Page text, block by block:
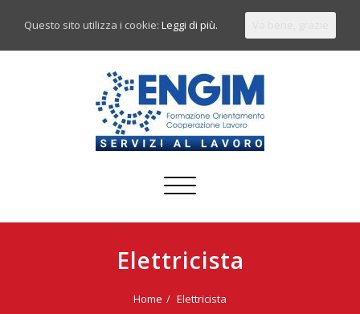
Commuta
Elettricista
Home Elettricista
Questo sito utilizza i cookie:Leggi di più.